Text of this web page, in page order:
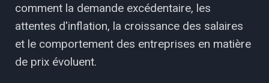
comment la demande excédentaire, les
attentes d'inflation, la croissance des salaires
et le comportement des entreprises en matière
de prix évoluent.